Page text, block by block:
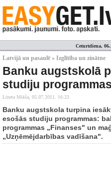
Ceturtdiena,
Latvijā un pasaulē » Izglītība un zinātne
Banku augstskolā
studiju programmas
Lineta Mikša, 05.07.2011. 16:23
Banku augstskola turpina
esošās studiju programmas:
programmas „Finanses" un
„Uzņēmējdarbības vadīšana".